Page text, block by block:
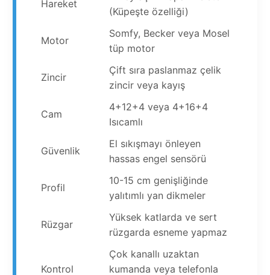
Hareket
(Küpeşte özelliği)
Motor
Somfy, Becker veya Mosel
tüp motor
Zincir
Çift sıra paslanmaz çelik
zincir veya kayış
Cam
4+12+4 veya 4+16+4
Isıcamlı
Güvenlik
El sıkışmayı önleyen
hassas engel sensörü
Profil
10-15 cm genişliğinde
yalıtımlı yan dikmeler
Rüzgar
Yüksek katlarda ve sert
rüzgarda esneme yapmaz
Kontrol
Çok kanallı uzaktan
kumanda veya telefonla